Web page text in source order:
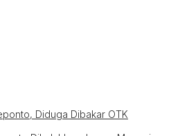
Diduga Dibakar OTK